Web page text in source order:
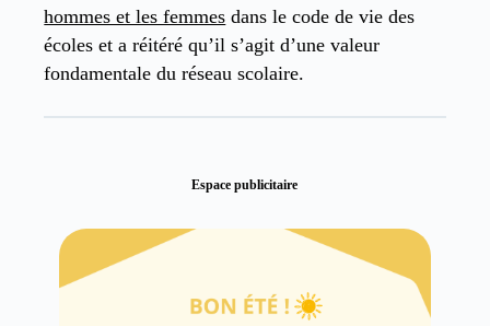
hommes et les femmes dans le code de vie des
écoles et a réitéré qu’il s’agit d’une valeur
fondamentale du réseau scolaire.
Espace publicitaire